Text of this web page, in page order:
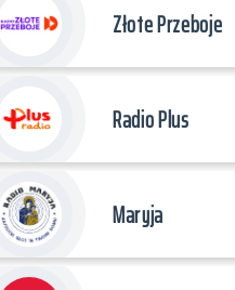
Złote Przeboje
Radio Plus
Maryja